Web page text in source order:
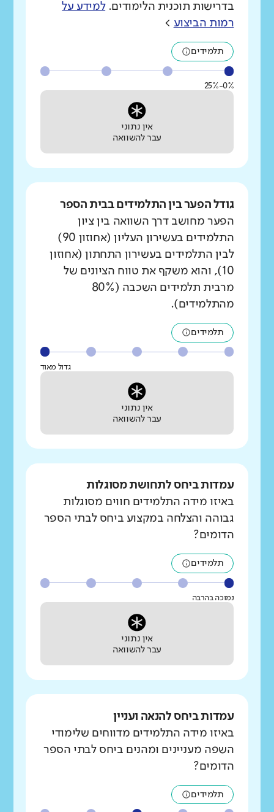
בדרישות תוכנית הלימודים.למידע על
רמות הביצוע >
תלמידים
0%-25%
אין נתוני
עבר להשוואה
גודל הפער בין התלמידים בבית הספר
הפער מחושב דרך השוואה בין ציון
התלמידים בעשירון העליון (אחוזון 90)
לבין התלמידים בעשירון התחתון (אחוזון
10), והוא משקף את טווח הציונים של
מרבית תלמידים השכבה (80%
מהתלמידים).
תלמידים
גדול מאוד
אין נתוני
עבר להשוואה
עמדות ביחס לתחושת מסוגלות
באיזו מידה התלמידים חווים מסוגלות
גבוהה והצלחה במקצוע ביחס לבתי הספר
הדומים?
תלמידים
נמוכה בהרבה
אין נתוני
עבר להשוואה
עמדות ביחס להנאה ועניין
באיזו מידה התלמידים מדווחים שלימודי
השפה מעניינים ומהנים ביחס לבתי הספר
הדומים?
תלמידים